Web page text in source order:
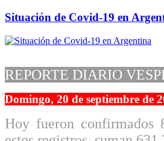
Situación de Covid-19 en
REPORTE DIARIO
Domingo, 20 de septiembre de
Hoy fueron confirmados